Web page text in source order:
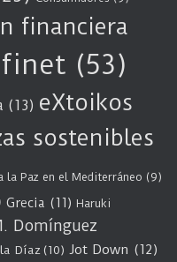
financiera
(53)
(13) eXtoikos
sostenibles
la Paz en el Mediterráneo (9)
Grecia (11) Haruki
Domínguez
Díaz (10) Jot Down (12)